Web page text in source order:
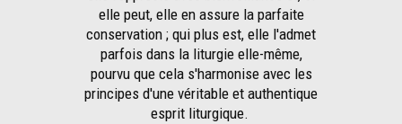
elle peut, elle en assure la parfaite
conservation ; qui plus est, elle l'admet
parfois dans la liturgie elle-même,
pourvu que cela s'harmonise avec les
principes d'une véritable et authentique
esprit liturgique.